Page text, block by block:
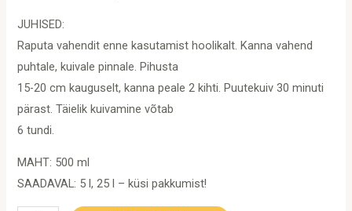
JUHISED:
Raputa vahendit enne kasutamist hoolikalt. Kanna vahend
puhtale, kuivale pinnale. Pihusta
15-20 cm kauguselt, kanna peale 2 kihti. Puutekuiv 30 minuti
pärast. Täielik kuivamine võtab
6 tundi.
MAHT: 500 ml
SAADAVAL: 5 l, 25 l – küsi pakkumist!